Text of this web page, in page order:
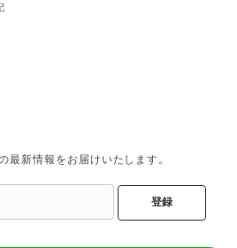
最新情報をお届けいたします。
登録